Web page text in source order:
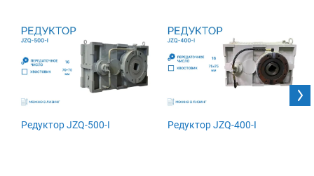
Редуктор JZQ-500-I Редуктор JZQ-400-I